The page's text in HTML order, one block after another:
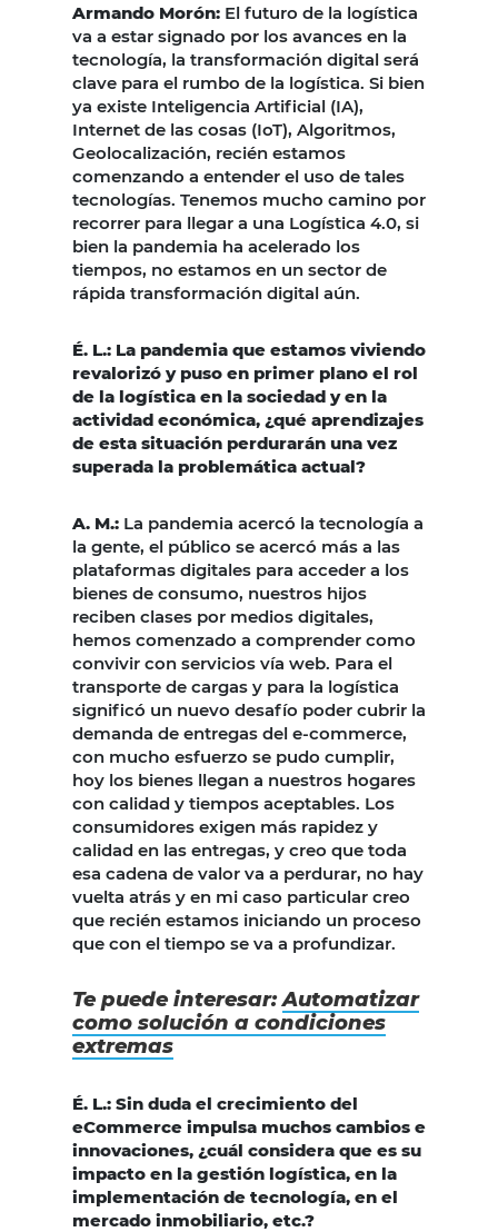
Armando Morón: El futuro de la logística
va a estar signado por los avances en la
tecnología, la transformación digital será
clave para el rumbo de la logística. Si bien
ya existe Inteligencia Artificial (IA),
Internet de las cosas (IoT), Algoritmos,
Geolocalización, recién estamos
comenzando a entender el uso de tales
tecnologías. Tenemos mucho camino por
recorrer para llegar a una Logística 4.0, si
bien la pandemia ha acelerado los
tiempos, no estamos en un sector de
rápida transformación digital aún.
É. L.: La pandemia que estamos viviendo
revalorizó y puso en primer plano el rol
de la logística en la sociedad y en la
actividad económica, ¿qué aprendizajes
de esta situación perdurarán una vez
superada la problemática actual?
A. M.: La pandemia acercó la tecnología a
la gente, el público se acercó más a las
plataformas digitales para acceder a los
bienes de consumo, nuestros hijos
reciben clases por medios digitales,
hemos comenzado a comprender como
convivir con servicios vía web. Para el
transporte de cargas y para la logística
significó un nuevo desafío poder cubrir la
demanda de entregas del e-commerce,
con mucho esfuerzo se pudo cumplir,
hoy los bienes llegan a nuestros hogares
con calidad y tiempos aceptables. Los
consumidores exigen más rapidez y
calidad en las entregas, y creo que toda
esa cadena de valor va a perdurar, no hay
vuelta atrás y en mi caso particular creo
que recién estamos iniciando un proceso
que con el tiempo se va a profundizar.
Te puede interesar:Automatizar
como solución a condiciones
extremas
É. L.: Sin duda el crecimiento del
eCommerce impulsa muchos cambios e
innovaciones, ¿cuál considera que es su
impacto en la gestión logística, en la
implementación de tecnología, en el
mercado inmobiliario, etc.?